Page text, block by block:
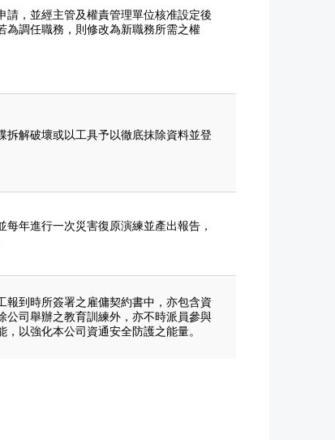
請，並經主管及權責管理單位核准設定後
為調任職務，則修改為新職務所需之權
拆解破壞或以工具予以徹底抹除資料並登
年進行一次災害復原演練並產出報告，
報到時所簽署之雇傭契約書中，亦包含資
公司舉辦之教育訓練外，亦不時派員參與
以強化本公司資通安全防護之能量。